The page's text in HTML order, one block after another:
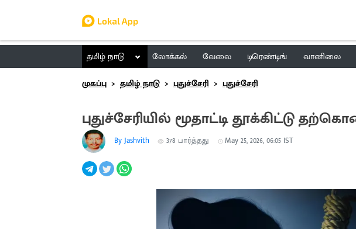
தமிழ் நாடு லோக்கல் வேலை டிரெண்டிங் வானிலை
முகப்பு
தமிழ் நாடு புதுச்சேரி புதுச்சேரி
புதுச்சேரியில் மூதாட்டி தூக்கிட்டு
By Jashvith 378 பார்த்தது May 25, 2026, 06:05 IST